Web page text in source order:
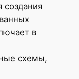
создания
в
схемы,